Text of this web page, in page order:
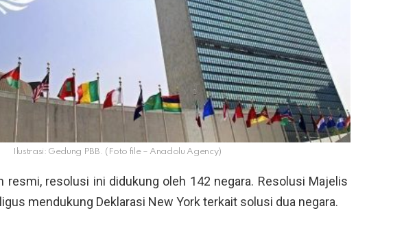
Ilustrasi: Gedung PBB. (Foto file – Anadolu Agency)
resmi, resolusi ini didukung oleh 142 negara. Resolusi Majelis
mendukung Deklarasi New York terkait solusi dua negara.